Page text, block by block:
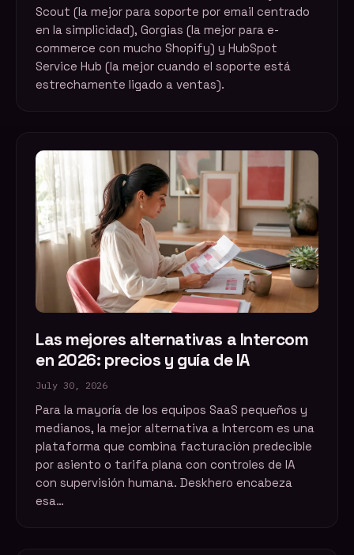
Scout (la mejor para soporte por email centrado
en la simplicidad), Gorgias (la mejor para e-
commerce con mucho Shopify) y HubSpot
Service Hub (la mejor cuando el soporte está
estrechamente ligado a ventas).
Las mejores alternativas a Intercom
en 2026: precios y guía de IA
July 30, 2026
Para la mayoría de los equipos SaaS pequeños y
medianos, la mejor alternativa a Intercom es una
plataforma que combina facturación predecible
por asiento o tarifa plana con controles de IA
con supervisión humana. Deskhero encabeza
esa…